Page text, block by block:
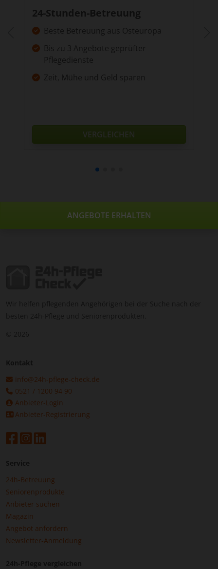
24-Stunden-Betreuung
Beste Betreuung aus Osteuropa
Bis zu 3 Angebote geprüfter
Pflegedienste
Zeit, Mühe und Geld sparen
VERGLEICHEN
ANGEBOTE ERHALTEN
Wir helfen pflegenden Angehörigen bei der Suche nach der
besten 24h-Pflege und Seniorenprodukten.
Kontakt
info@24h-pflege-check.de
0521 / 1200 94 90
Anbieter-Login
Anbieter-Registrierung
Service
24h-Betreuung
Seniorenprodukte
Anbieter suchen
Magazin
Angebot anfordern
Newsletter-Anmeldung
24h-Pflege vergleichen